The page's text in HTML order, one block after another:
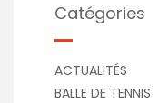
Catégories
ACTUALITÉS
BALLE DE TENNIS